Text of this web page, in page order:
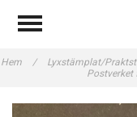
Hem / Lyxstämplat/
Postverket